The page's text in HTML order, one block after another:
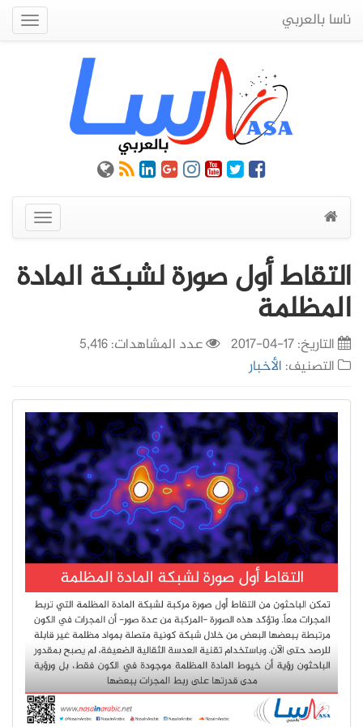
ناسا بالعربي
عرض
القائمة
التقاط أول صورة لشبكة المادة
المظلمة
التاريخ:17-04-2017
عدد المشاهدات: 5,416
التصنيف: الأخبار